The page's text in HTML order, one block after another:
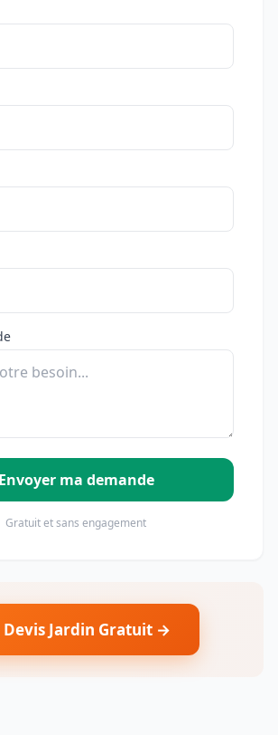
Envoyer ma demande
Gratuit et sans engagement
Devis Jardin Gratuit →